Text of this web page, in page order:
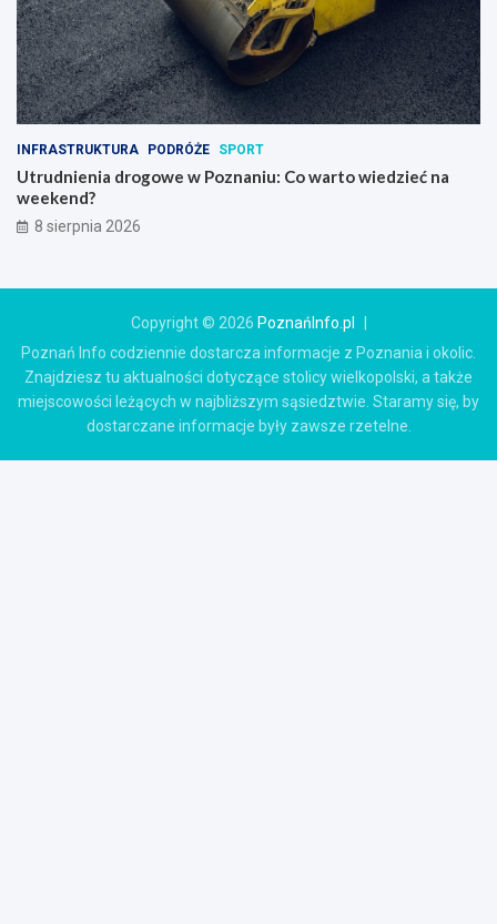
INFRASTRUKTURA PODRÓŻE SPORT
Utrudnienia drogowe w Poznaniu: Co warto wiedzieć na
weekend?
8 sierpnia 2026
Copyright © 2026 PoznańInfo.pl
Poznań Info codziennie dostarcza informacje z Poznania i okolic.
Znajdziesz tu aktualności dotyczące stolicy wielkopolski, a także
miejscowości leżących w najbliższym sąsiedztwie. Staramy się, by
dostarczane informacje były zawsze rzetelne.